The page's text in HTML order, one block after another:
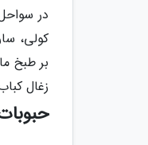
در
کولی،
بر طبخ
زغال